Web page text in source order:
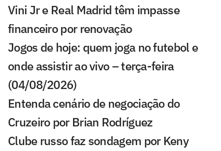
Vini Jr e Real Madrid têm impasse
financeiro por renovação
Jogos de hoje: quem joga no futebol e
onde assistir ao vivo – terça-feira
(04/08/2026)
Entenda cenário de negociação do
Cruzeiro por Brian Rodríguez
Clube russo faz sondagem por Keny